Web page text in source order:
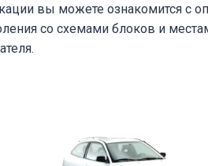
вы можете ознакомится с
со схемами блоков и